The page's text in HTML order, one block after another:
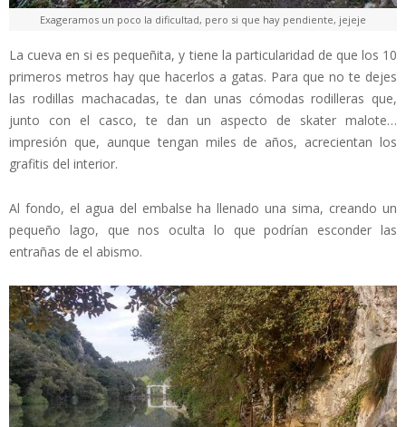
Exageramos un poco la dificultad, pero si que hay pendiente, jejeje
La cueva en si es pequeñita, y tiene la particularidad de que los 10
primeros metros hay que hacerlos a gatas. Para que no te dejes
las rodillas machacadas, te dan unas cómodas rodilleras que,
junto con el casco, te dan un aspecto de skater malote…
impresión que, aunque tengan miles de años, acrecientan los
grafitis del interior.
Al fondo, el agua del embalse ha llenado una sima, creando un
pequeño lago, que nos oculta lo que podrían esconder las
entrañas de el abismo.